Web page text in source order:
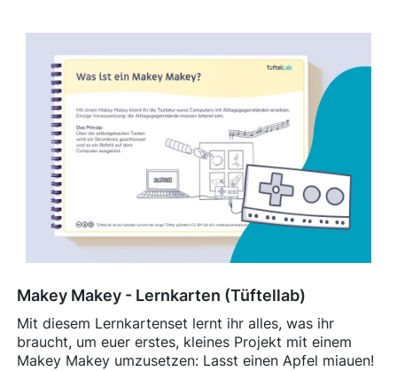
Makey Makey - Lernkarten (Tüftellab)
Mit diesem Lernkartenset lernt ihr alles, was ihr
braucht, um euer erstes, kleines Projekt mit einem
Makey Makey umzusetzen: Lasst einen Apfel miauen!